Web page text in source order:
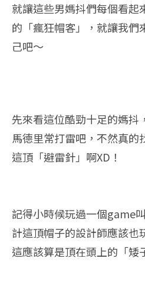
就讓這些男媽抖們每個看起
的「瘋狂帽客」，就讓我們
己吧～
先來看這位酷勁十足的媽抖
馬德里常打雷吧，不然真的
這頂「避雷針」啊XD！
記得小時候玩過一個game
計這頂帽子的設計師應該也
這應該算是頂在頭上的「矮